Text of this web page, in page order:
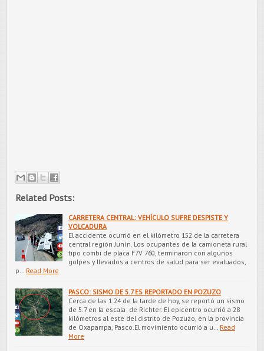
Related Posts:
CARRETERA CENTRAL: VEHÍCULO SUFRE DESPISTE Y
VOLCADURA
El accidente ocurrió en el kilómetro 152 de la carretera
central región Junín. Los ocupantes de la camioneta rural
tipo combi de placa F7V 760, terminaron con algunos
golpes y llevados a centros de salud para ser evaluados,
p…
Read More
PASCO: SISMO DE 5.7 ES REPORTADO EN POZUZO
Cerca de las 1:24 de la tarde de hoy, se reportó un sismo
de 5.7 en la escala de Richter. El epicentro ocurrió a 28
kilómetros al este del distrito de Pozuzo, en la provincia
de Oxapampa, Pasco.El movimiento ocurrió a u…
Read
More